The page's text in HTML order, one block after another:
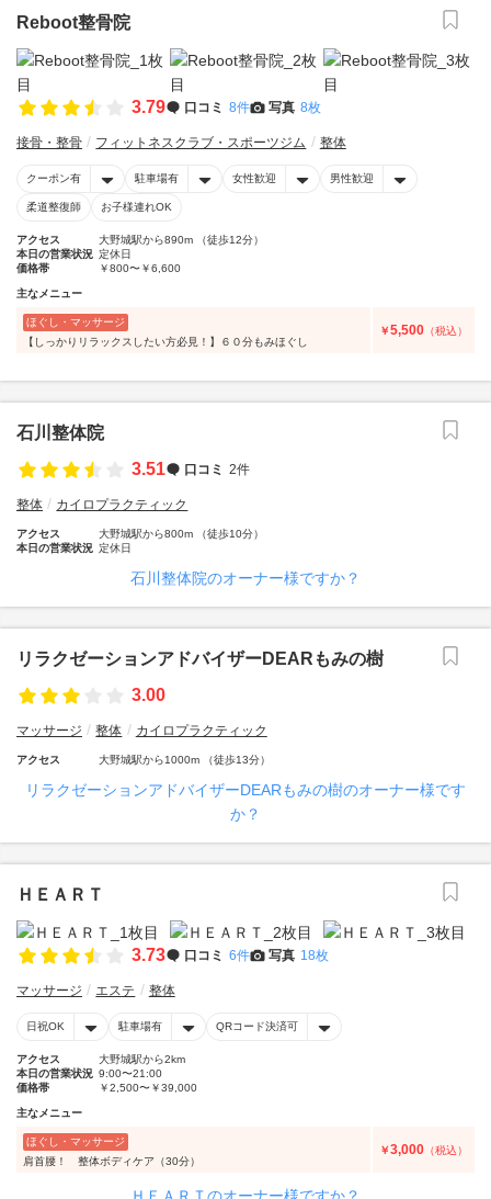
Reboot整骨院
3.79 口コミ 8件 写真 8枚
接骨・整骨 フィットネスクラブ・スポーツジム 整体
クーポン有 駐車場有 女性歓迎 男性歓迎
柔道整復師 お子様連れOK
アクセス
大野城駅から890m （徒歩12分）
本日の営業状況 定休日
価格帯
￥800〜￥6,600
主なメニュー
ほぐし・マッサージ
【しっかりリラックスしたい方必見！】６０分もみほぐし
￥5,500 （税込）
石川整体院
3.51
口コミ 2件
整体 カイロプラクティック
アクセス
大野城駅から800m （徒歩10分）
本日の営業状況 定休日
石川整体院のオーナー様ですか？
リラクゼーションアドバイザーDEARもみの樹
3.00
マッサージ 整体 カイロプラクティック
アクセス 大野城駅から1000m （徒歩13分）
リラクゼーションアドバイザーDEARもみの樹のオーナー様です
か？
ＨＥＡＲＴ
3.73 口コミ 6件 写真 18枚
マッサージ エステ 整体
日祝OK 駐車場有 QRコード決済可
アクセス
大野城駅から2km
本日の営業状況 9:00〜21:00
価格帯
￥2,500〜￥39,000
主なメニュー
ほぐし・マッサージ
肩首腰！ 整体ボディケア（30分）
￥3,000 （税込）